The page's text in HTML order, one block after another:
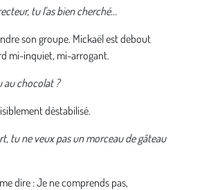
tu l'as bien cherché...
son groupe. Mickaël est debout
mi-inquiet, mi-arrogant.
au chocolat ?
déstabilisé.
tu ne veux pas un morceau de gâteau
dire : Je ne comprends pas,